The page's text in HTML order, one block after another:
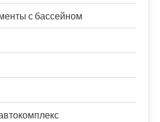
с бассейном